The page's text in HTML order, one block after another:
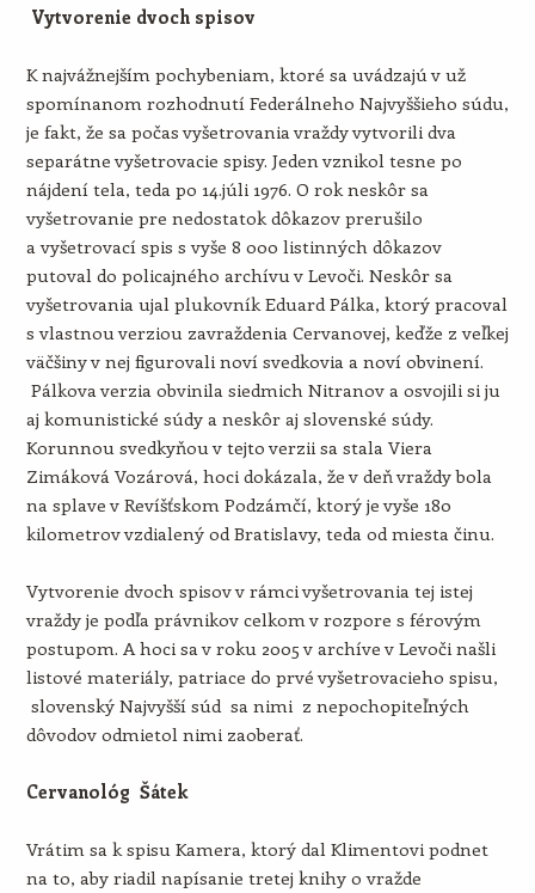
Vytvorenie dvoch spisov
K najvážnejším pochybeniam, ktoré sa uvádzajú v už
spomínanom rozhodnutí Federálneho Najvyššieho súdu,
je fakt, že sa počas vyšetrovania vraždy vytvorili dva
separátne vyšetrovacie spisy. Jeden vznikol tesne po
nájdení tela, teda po 14.júli 1976. O rok neskôr sa
vyšetrovanie pre nedostatok dôkazov prerušilo
a vyšetrovací spis s vyše 8 000 listinných dôkazov
putoval do policajného archívu v Levoči. Neskôr sa
vyšetrovania ujal plukovník Eduard Pálka, ktorý pracoval
s vlastnou verziou zavraždenia Cervanovej, keďže z veľkej
väčšiny v nej figurovali noví svedkovia a noví obvinení.
Pálkova verzia obvinila siedmich Nitranov a osvojili si ju
aj komunistické súdy a neskôr aj slovenské súdy.
Korunnou svedkyňou v tejto verzii sa stala Viera
Zimáková Vozárová, hoci dokázala, že v deň vraždy bola
na splave v Revíšťskom Podzámčí, ktorý je vyše 180
kilometrov vzdialený od Bratislavy, teda od miesta činu.
Vytvorenie dvoch spisov v rámci vyšetrovania tej istej
vraždy je podľa právnikov celkom v rozpore s férovým
postupom. A hoci sa v roku 2005 v archíve v Levoči našli
listové materiály, patriace do prvé vyšetrovacieho spisu,
slovenský Najvyšší súd sa nimi z nepochopiteľných
dôvodov odmietol nimi zaoberať.
Cervanológ Šátek
Vrátim sa k spisu Kamera, ktorý dal Klimentovi podnet
na to, aby riadil napísanie tretej knihy o vražde